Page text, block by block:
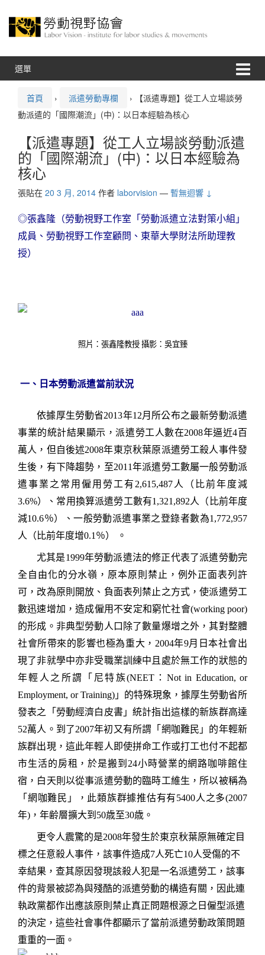
選單
首頁 › 派遣勞動專欄 ›
【派遣專題】從工人立場談勞
動派遣的「國際潮流」(中)：以日本經驗為核心
【派遣專題】從工人立場談勞動派遣
的「國際潮流」(中)：以日本經驗為
核心
張貼在 20 3 月, 2014 作者 laborvision — 暫無迴響 ↓
◎張鑫隆（勞動視野工作室「勞動派遣立法對策小組」
成員、勞動視野工作室顧問、東華大學財法所助理教
授）
照片：張鑫隆教授 攝影：吳宜臻
一、日本勞動派遣當前狀況
依據厚生勞動省2013年12月所公布之最新勞動派遣
事業的統計結果顯示，派遣勞工人數在2008年逼近4百
萬人，但自後述2008年東京秋葉原派遣勞工殺人事件發
生後， 有下降趨勢，至2011年派遣勞工數屬一般勞動派
遣事業之常用僱用勞工有 2,615,487 人（比前年度減
3.6%）、常用換算派遣勞工數有1,321,892人（比前年度
減10.6％）、一般勞動派遣事業之登錄者數為1,772,957
人（比前年度增0.1 ％） 。
尤其是1999年勞動派遣法的修正代表了派遣勞動完
全自由化的分水嶺，原本原則禁止，例外正面表列許
可，改為原則開放、負面表列禁止之方式，使派遣勞工
數迅速增加，造成僱用不安定和窮忙社會(working poor)
的形成。非典型勞動人口除了數量爆增之外，其對整體
社會所帶來的影響也極為重大， 2004年9月日本社會出
現了非就學中亦非受職業訓練中且處於無工作的狀態的
年輕人之所謂「尼特族(NEET ： Not in Education, or
Employment, or Training) 」的特殊現象，據厚生勞動省所
發表之「勞動經濟白皮書」統計指出這樣的新族群高達
52萬人。到了2007年初又有所謂「網咖難民」的年輕新
族群出現，這此年輕人即使拼命工作或打工也付不起都
市生活的房租，於是搬到 24小時營業的網路咖啡館住
宿，白天則以從事派遣勞動的臨時工維生，所以被稱為
「網咖難民」，此類族群據推估有有5400人之多(2007
年) ，年齢層擴大到 50歳至30歳。
更令人震驚的是2008年發生於東京秋葉原無確定目
標之任意殺人事件，該事件造成7人死亡10人受傷的不
幸結果，查其原因發現該殺人犯是一名派遣勞工，該事
件的背景被認為與殘酷的派遣勞動的構造有關，因此連
執政黨都作出應該原則禁止真正問題根源之日僱型派遣
的決定，這些社會事件都顯示了當前派遣勞動政策問題
重重的一面。